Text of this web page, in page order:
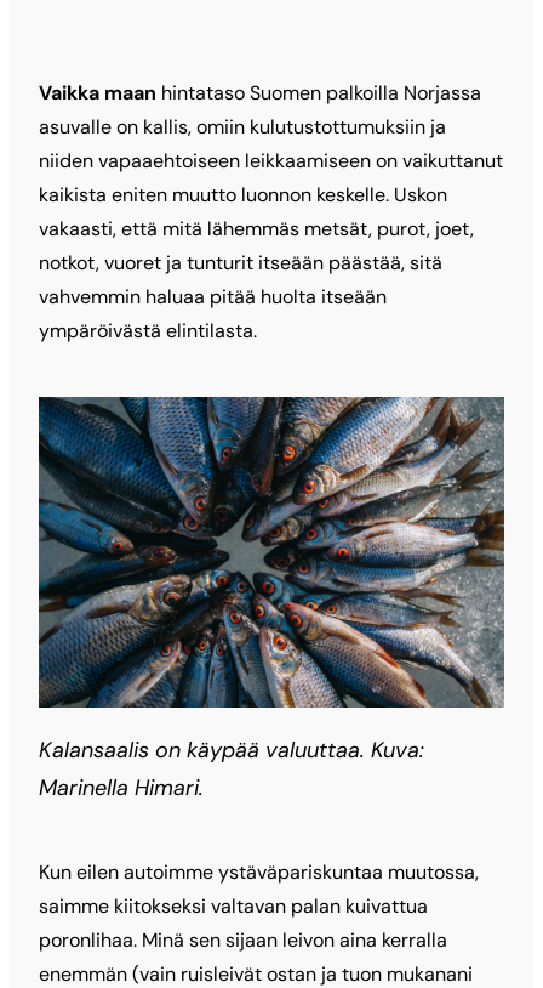
Vaikka maan hintataso Suomen palkoilla Norjassa
asuvalle on kallis, omiin kulutustottumuksiin ja
niiden vapaaehtoiseen leikkaamiseen on vaikuttanut
kaikista eniten muutto luonnon keskelle. Uskon
vakaasti, että mitä lähemmäs metsät, purot, joet,
notkot, vuoret ja tunturit itseään päästää, sitä
vahvemmin haluaa pitää huolta itseään
ympäröivästä elintilasta.
Kalansaalis on käypää valuuttaa. Kuva:
Marinella Himari.
Kun eilen autoimme ystäväpariskuntaa muutossa,
saimme kiitokseksi valtavan palan kuivattua
poronlihaa. Minä sen sijaan leivon aina kerralla
enemmän (vain ruisleivät ostan ja tuon mukanani